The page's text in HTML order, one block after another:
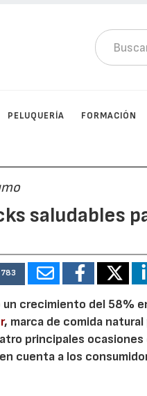
PELUQUERÍA FORMACIÓN
saludables
783
crecimiento del 58%
, marca de comida natural
principales ocasiones
cuenta a los